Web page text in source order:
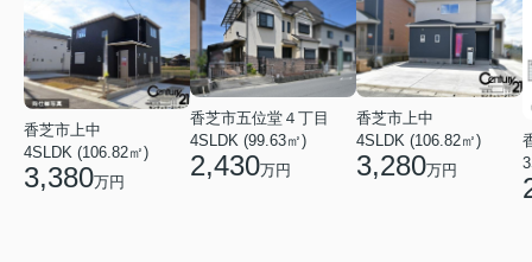
香芝市上中
4SLDK (106.82㎡)
3,380万円
香芝市五位堂４丁目
4SLDK (99.63㎡)
2,430万円
香芝市上中
4SLDK (106.82㎡)
3,280万円